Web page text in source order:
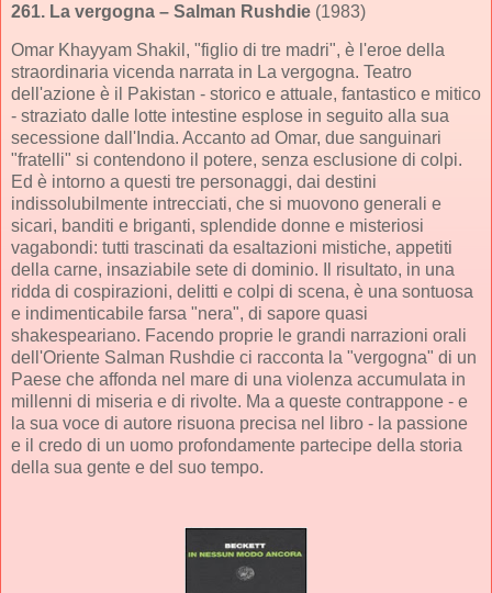
261. La vergogna – Salman Rushdie (1983)
Omar Khayyam Shakil, "figlio di tre madri", è l'eroe della
straordinaria vicenda narrata in La vergogna. Teatro
dell'azione è il Pakistan - storico e attuale, fantastico e mitico
- straziato dalle lotte intestine esplose in seguito alla sua
secessione dall'India. Accanto ad Omar, due sanguinari
"fratelli" si contendono il potere, senza esclusione di colpi.
Ed è intorno a questi tre personaggi, dai destini
indissolubilmente intrecciati, che si muovono generali e
sicari, banditi e briganti, splendide donne e misteriosi
vagabondi: tutti trascinati da esaltazioni mistiche, appetiti
della carne, insaziabile sete di dominio. Il risultato, in una
ridda di cospirazioni, delitti e colpi di scena, è una sontuosa
e indimenticabile farsa "nera", di sapore quasi
shakespeariano. Facendo proprie le grandi narrazioni orali
dell'Oriente Salman Rushdie ci racconta la "vergogna" di un
Paese che affonda nel mare di una violenza accumulata in
millenni di miseria e di rivolte. Ma a queste contrappone - e
la sua voce di autore risuona precisa nel libro - la passione
e il credo di un uomo profondamente partecipe della storia
della sua gente e del suo tempo.